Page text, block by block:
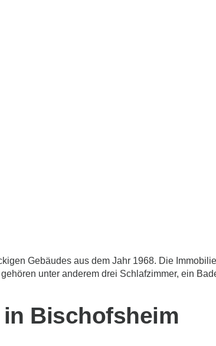
Gebäudes aus dem Jahr 1968. Die
unter anderem drei Schlafzimmer, ein
Bischofsheim